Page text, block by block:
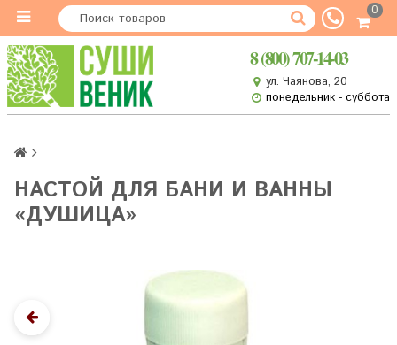
0
8 (800) 707-14-03
ул. Чаянова, 20
понедельник - суббота
НАСТОЙ ДЛЯ БАНИ И ВАННЫ
«ДУШИЦА»